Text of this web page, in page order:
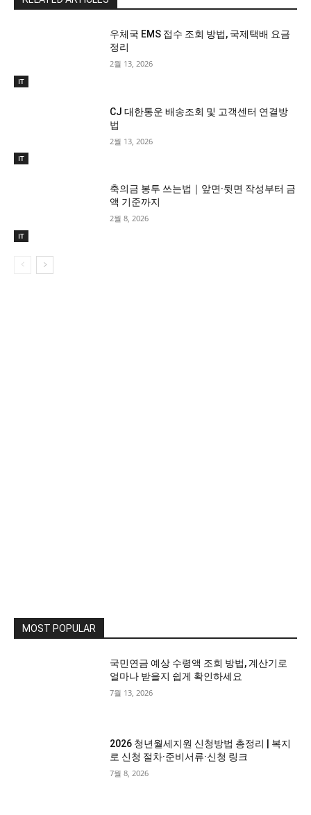
IT
우체국 EMS 접수 조회 방법, 국제택배 요금
정리
2월 13, 2026
IT
CJ 대한통운 배송조회 및 고객센터 연결방
법
2월 13, 2026
IT
축의금 봉투 쓰는법｜앞면·뒷면 작성부터 금
액 기준까지
2월 8, 2026
MOST POPULAR
국민연금 예상 수령액 조회 방법, 계산기로
얼마나 받을지 쉽게 확인하세요
7월 13, 2026
2026 청년월세지원 신청방법 총정리 | 복지
로 신청 절차·준비서류·신청 링크
7월 8, 2026